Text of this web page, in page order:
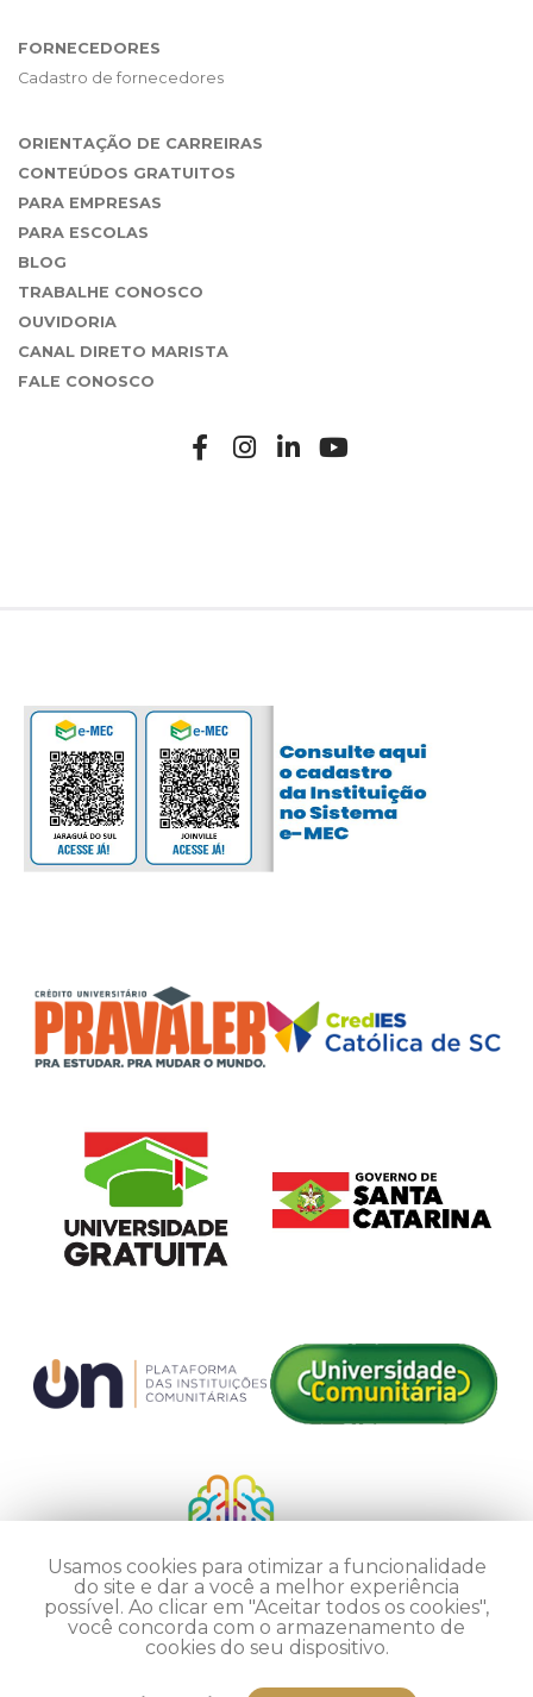
FORNECEDORES
Cadastro de fornecedores
ORIENTAÇÃO DE CARREIRAS
CONTEÚDOS GRATUITOS
PARA EMPRESAS
PARA ESCOLAS
BLOG
TRABALHE CONOSCO
OUVIDORIA
CANAL DIRETO MARISTA
FALE CONOSCO
Usamos cookies para otimizar a funcionalidade
do site e dar a você a melhor experiência
possível. Ao clicar em "Aceitar todos os cookies",
você concorda com o armazenamento de
cookies do seu dispositivo.